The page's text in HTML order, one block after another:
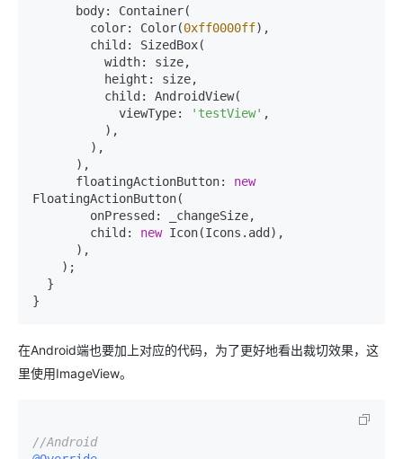
        color: Color(
0xff0000ff),
            viewType:
'testView' ,
      floatingActionButton:
new
FloatingActionButton(
        child:
new Icon(Icons.add),
}
在Android端也要加上对应的代码，为了更好地看出裁切效果，这
里使用ImageView。
//Android